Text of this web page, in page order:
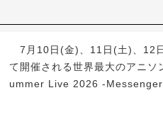
7月10日(金)、11日(土)、12
て開催される世界最大のアニ
ummer Live 2026 -